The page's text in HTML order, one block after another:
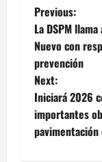
P
o
s
t
n
Previous:
La DSPM
Nuevo con
prevención
Next:
Iniciará 2026
importantes
pavimentación